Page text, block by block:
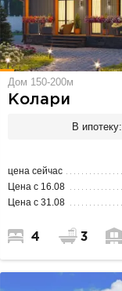
Дом 150-200м
Колари
В ипотеку:
цена сейчас
Цена с 16.08
Цена с 31.08
4 3